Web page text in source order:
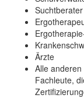
Suchtberater
Ärzte
Alle
Fachleute,